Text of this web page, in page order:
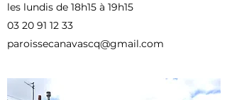
les lundis de 18h15 à 19h15
03 20 91 12 33
paroissecanavascq@gmail.com